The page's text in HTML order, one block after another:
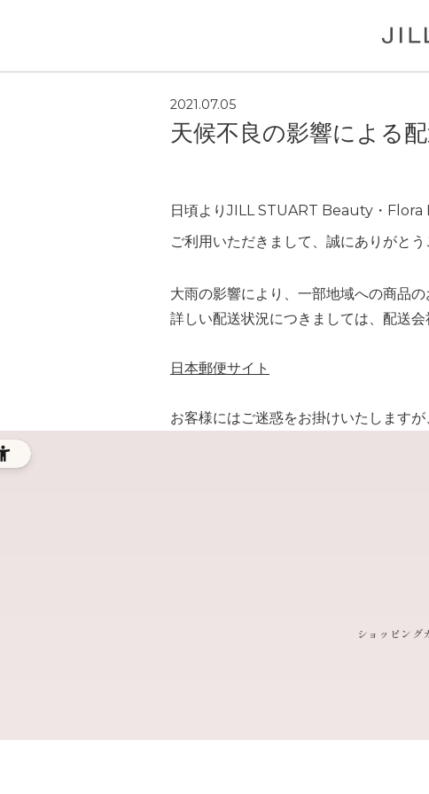
2021.07.05
天候不良の影響による
日頃よりJILL STUART Beauty・Flora
ご利用いただきまして、誠にありがとう
大雨の影響により、一部地域への商品
詳しい配送状況につきましては、配送会
日本郵便サイト
お客様にはご迷惑をお掛けいたします
ショッピング